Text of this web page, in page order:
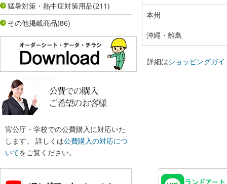
猛暑対策・熱中症対策用品(211)
その他掲載商品(86)
官公庁・学校での公費購入に対応いた
します。 詳しくは公費購入の対応につ
いてをご覧ください。
本州
沖縄・離島
詳細はショッピングガイ